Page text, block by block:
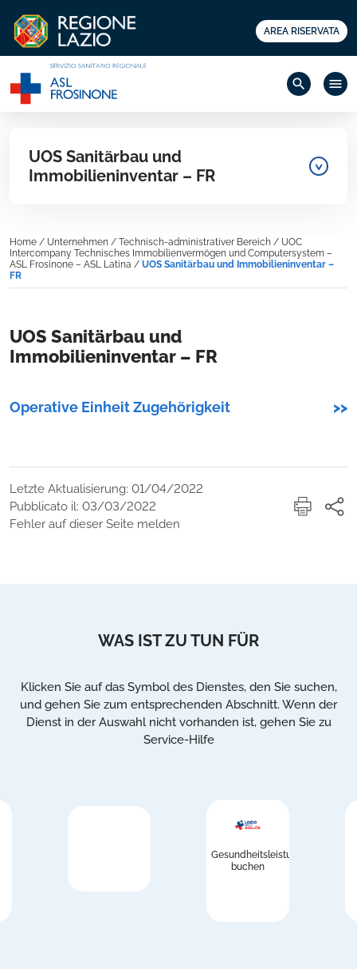
AREA RISERVATA
search menu
UOS Sanitärbau und
Immobilieninventar – FR
Home / Unternehmen / Technisch-administrativer Bereich / UOC
Intercompany Technisches Immobilienvermögen und Computersystem –
ASL Frosinone – ASL Latina / UOS Sanitärbau und Immobilieninventar –
FR
UOS Sanitärbau und
Immobilieninventar – FR
Operative Einheit Zugehörigkeit >>
Letzte Aktualisierung: 01/04/2022
Pubblicato il: 03/03/2022
Fehler auf dieser Seite melden
WAS IST ZU TUN FÜR
Klicken Sie auf das Symbol des Dienstes, den Sie suchen,
und gehen Sie zum entsprechenden Abschnitt. Wenn der
Dienst in der Auswahl nicht vorhanden ist, gehen Sie zu
Service-Hilfe
Gesundheitsleistungen
buchen